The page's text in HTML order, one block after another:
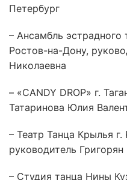
Петербург
– Ансамбль эстрадного
Ростов-на-Дону,
Николаевна
– «CANDY DROP» г.
Татаринова Юлия
– Театр Танца Крылья
руководитель
– Студия танца Нины